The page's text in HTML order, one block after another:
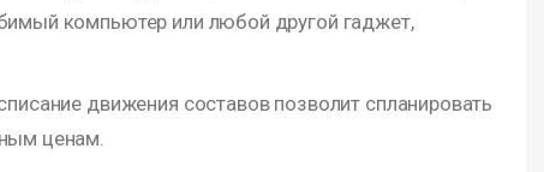
компьютер или любой другой гаджет,
движения составов позволит спланировать
ценам.